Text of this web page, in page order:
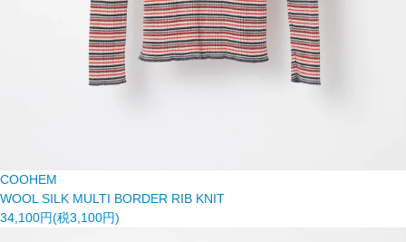
COOHEM
WOOL SILK MULTI BORDER RIB KNIT
34,100円(税3,100円)